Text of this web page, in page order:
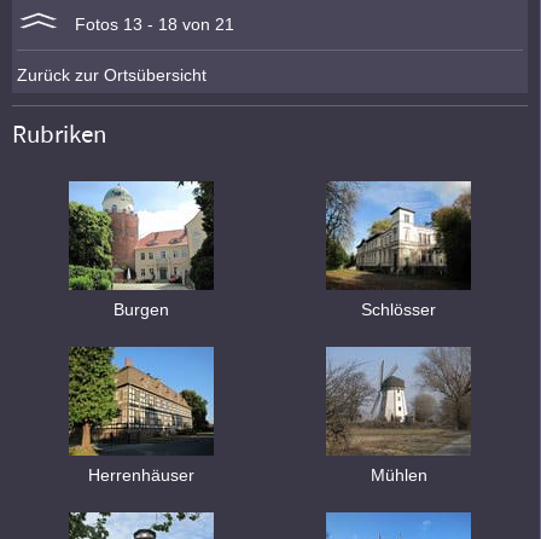
Fotos 13 - 18 von 21
Zurück zur Ortsübersicht
Rubriken
Burgen Schlösser
Herrenhäuser Mühlen